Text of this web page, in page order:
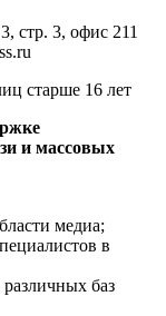
стр. 3, офис 211
старше 16 лет
и массовых
медиа;
в
баз